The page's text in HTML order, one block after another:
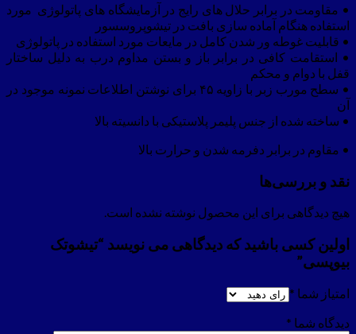
• مقاومت در برابر حلال های رایج در آزمایشگاه های پاتولوژی مورد
استفاده هنگام آماده سازی بافت در تیشوپروسسور
• قابلیت غوطه ور شدن کامل در مایعات مورد استفاده در پاتولوژی
• استقامت کافی در برابر باز و بستن مداوم درب به دلیل ساختار
قفل با دوام و محکم
• سطح مورب زبر با زاویه ۴۵ برای نوشتن اطلاعات نمونه موجود در
آن
• ساخته شده از جنس پلیمر پلاستیکی با دانسیته بالا
• مقاوم در برابر دفرمه شدن و حرارت بالا
نقد و بررسی‌ها
هیچ دیدگاهی برای این محصول نوشته نشده است.
اولین کسی باشید که دیدگاهی می نویسد “تیشوتک
بیوپسی”
امتیاز شما *
دیدگاه شما *